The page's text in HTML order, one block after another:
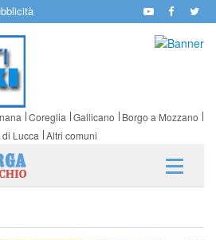
Coreglia Gallicano
Borgo a Mozzano
Lucca Altri comuni